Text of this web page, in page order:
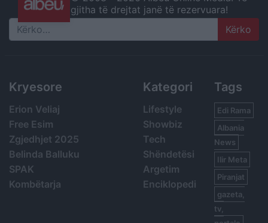
gjitha të drejtat janë të rezervuara!
Search
Kryesore
Erion Veliaj
Free Esim
Zgjedhjet 2025
Belinda Balluku
SPAK
Kombëtarja
Kategori
Lifestyle
Showbiz
Tech
Shëndetësi
Argetim
Enciklopedi
Tags
Edi Rama
Albania
News
Ilir Meta
Piranjat
gazeta,
tv,